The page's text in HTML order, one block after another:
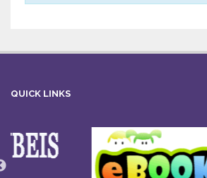
QUICK LINKS